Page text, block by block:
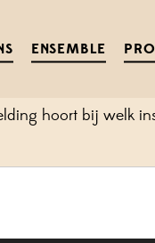
ENSEMBLE
hoort bij welk